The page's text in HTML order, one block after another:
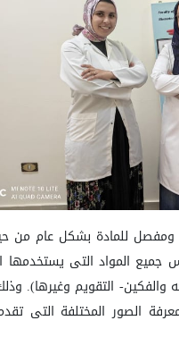
للمادة بشكل عام من
جميع المواد التى
والفكين- التقويم
معرفة الصور المختلفة التى